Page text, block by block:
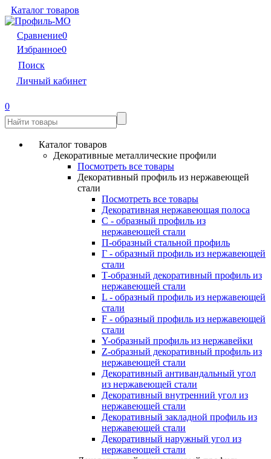
Каталог товаров
Сравнение0
Избранное0
Поиск
Личный кабинет
0
Каталог товаров
Декоративные металлические профили
Посмотреть все товары
Декоративный профиль из нержавеющей
стали
Посмотреть все товары
Декоративная нержавеющая полоса
С - образный профиль из
нержавеющей стали
П-образный стальной профиль
Г - образный профиль из нержавеющей
стали
Т-образный декоративный профиль из
нержавеющей стали
L - образный профиль из нержавеющей
стали
F - образный профиль из нержавеющей
стали
Y-образный профиль из нержавейки
Z-образный декоративный профиль из
нержавеющей стали
Декоративный антивандальный угол
из нержавеющей стали
Декоративный внутренний угол из
нержавеющей стали
Декоративный закладной профиль из
нержавеющей стали
Декоративный наружный угол из
нержавеющей стали